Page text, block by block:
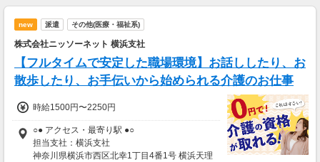
new 派遣 その他(医療・福祉系)
株式会社ニッソーネット 横浜支社
【フルタイムで安定した職場環境】お話ししたり、お
散歩したり、お手伝いから始められる介護のお仕事
時給1500円〜2250円
○● アクセス・最寄り駅 ●○
担当支社：横浜支社
神奈川県横浜市西区北幸1丁目4番1号 横浜天理